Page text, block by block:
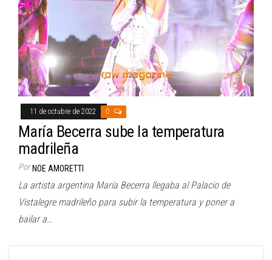
11 de octubre de 2022 0
María Becerra sube la temperatura
madrileña
Por NOE AMORETTI
La artista argentina María Becerra llegaba al Palacio de
Vistalegre madrileño para subir la temperatura y poner a
bailar a…